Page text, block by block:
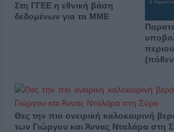
Στη ΓΓΕΕ η εθνική βάση
δεδομένων για τα ΜΜΕ
Θες την πιο ονειρική καλοκαιρινή
των Γιώργου και Άννας Νταλάρα στη